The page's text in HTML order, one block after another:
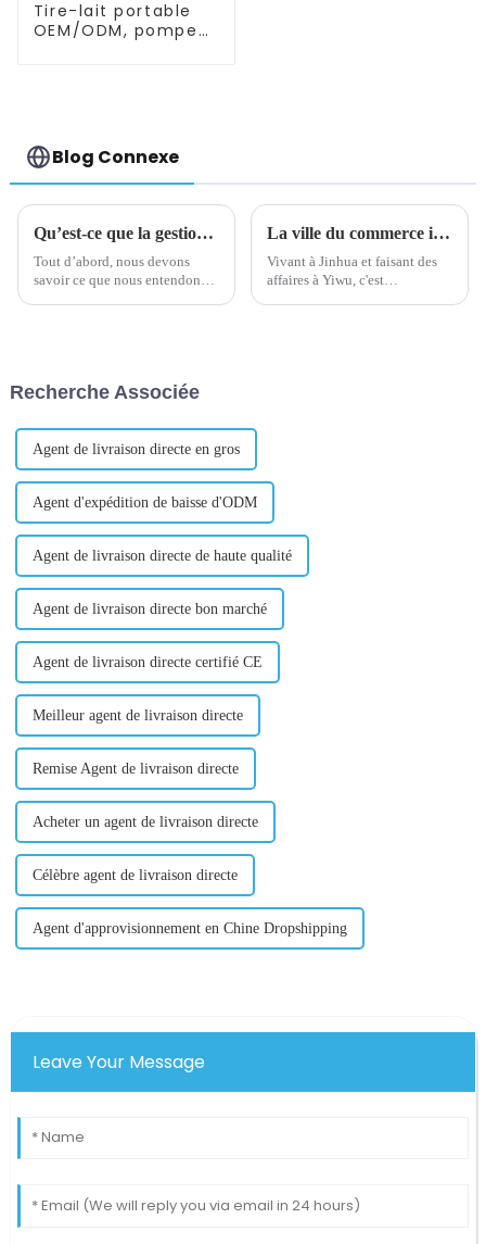
Tire-lait portable
OEM/ODM, pompe
Blog Connexe
Qu’est-ce que la gestion de la chaîne d’approvisionnement ?
Tout d’abord, nous devons
savoir ce que nous entendons
matériaux jusqu'à la
des clients.
La ville du commerce international de Yiwu à l'américaine
Vivant à Jinhua et faisant des
affaires à Yiwu, c'est
Recherche Associée
Agent de livraison directe en gros
Agent d'expédition de baisse d'ODM
Agent de livraison directe de haute qualité
Agent de livraison directe bon marché
Agent de livraison directe certifié CE
Meilleur agent de livraison directe
Remise Agent de livraison directe
Acheter un agent de livraison directe
Célèbre agent de livraison directe
Agent d'approvisionnement en Chine Dropshipping
Leave Your Message